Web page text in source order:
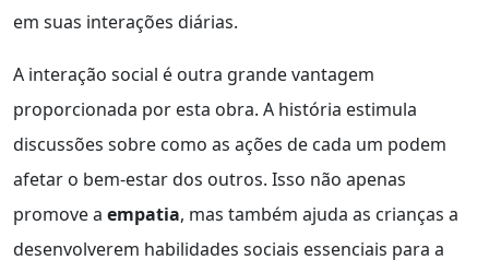
em suas interações diárias.
A interação social é outra grande vantagem
proporcionada por esta obra. A história estimula
discussões sobre como as ações de cada um podem
afetar o bem-estar dos outros. Isso não apenas
promove a empatia, mas também ajuda as crianças a
desenvolverem habilidades sociais essenciais para a